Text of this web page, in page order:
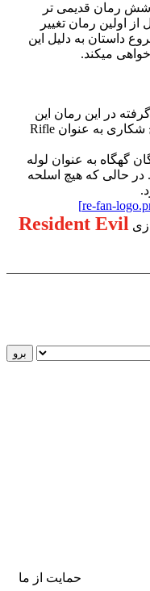
شش رمان قدیمی تر
اولین رمان تغییر
داستان به دلیل این
میکند.
در این رمان این
است که نویسنده از سلاح شکاری به عنوان Rifle
گهگاه به عنوان لوله
حالی که هیچ اسلحه
Resident Evil
حمایت از ما